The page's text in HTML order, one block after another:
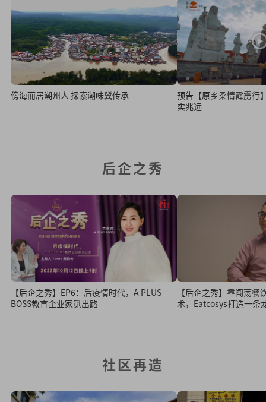
傍海而居潮州人 探索潮味冀传承
预告【原乡柔情霹雳行
实兆远
后企之秀
【后企之秀】EP6：后疫情时代，A PLUS
BOSS教育企业家觅出路
【后企之秀】靠闯荡
术，Eatcosys打造一条
社区再造